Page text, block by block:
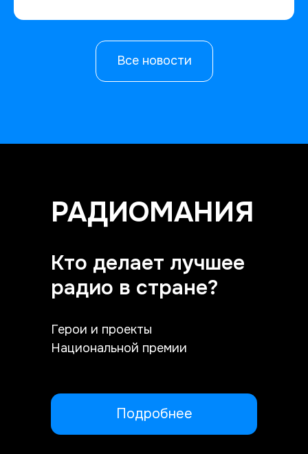
Все новости
РАДИОМАНИЯ
Подробнее
Герои и проекты
Национальной премии
Кто делает лучшее
радио в стране?